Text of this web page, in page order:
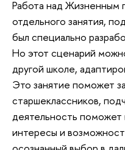
Работа над Жизненным
отдельного занятия,
был специально
Но этот сценарий
другой школе,
Это занятие поможет
старшеклассников,
деятельность поможет
интересы и